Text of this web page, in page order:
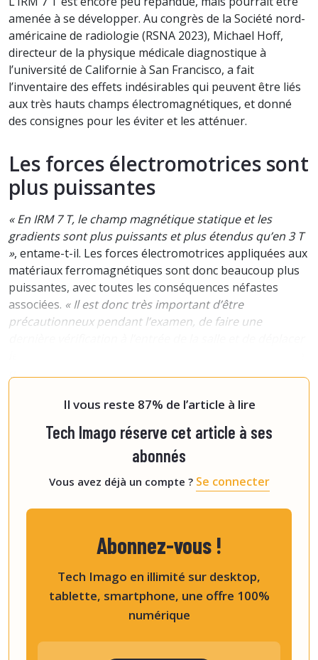
amenée à se développer. Au congrès de la Société nord-
américaine de radiologie (RSNA 2023), Michael Hoff,
directeur de la physique médicale diagnostique à
l’université de Californie à San Francisco, a fait
l’inventaire des effets indésirables qui peuvent être liés
aux très hauts champs électromagnétiques, et donné
des consignes pour les éviter et les atténuer.
Les forces électromotrices sont
plus puissantes
« En IRM 7 T, le champ magnétique statique et les
gradients sont plus puissants et plus étendus qu’en 3 T
», entame-t-il. Les forces électromotrices appliquées aux
matériaux ferromagnétiques sont donc beaucoup plus
puissantes, avec toutes les conséquences néfastes
associées. « Il est donc très important d’être
précautionneux pendant l’examen, de faire une
quant à la présence de matériel ferromagnétique à
Il vous reste 87% de l’article à lire
Tech Imago réserve cet article à ses
abonnés
Vous avez déjà un compte ? Se connecter
Abonnez-vous !
Tech Imago en illimité sur desktop,
tablette, smartphone, une offre 100%
numérique